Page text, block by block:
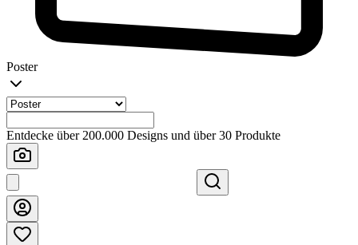
Poster
Entdecke über 200.000 Designs und über 30 Produkte